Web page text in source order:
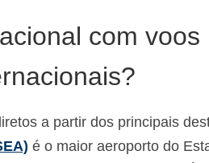
com voos
a partir dos principais
é o maior aeroporto do